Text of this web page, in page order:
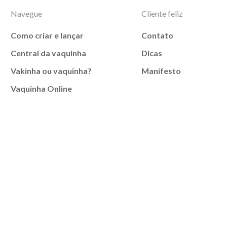
Navegue
Como criar e lançar
Central da vaquinha
Vakinha ou vaquinha?
Vaquinha Online
Cliente feliz
Contato
Dicas
Manifesto